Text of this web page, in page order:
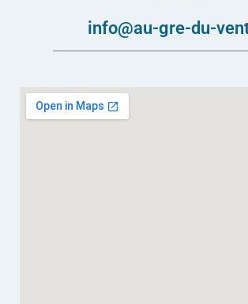
info@au-gre-du-